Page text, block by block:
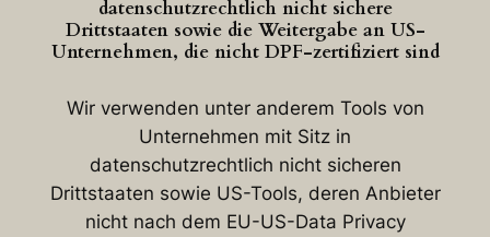
datenschutzrechtlich nicht sichere
Drittstaaten sowie die Weitergabe an US-
Unternehmen, die nicht DPF-zertifiziert sind
Wir verwenden unter anderem Tools von
Unternehmen mit Sitz in
datenschutzrechtlich nicht sicheren
Drittstaaten sowie US-Tools, deren Anbieter
nicht nach dem EU-US-Data Privacy